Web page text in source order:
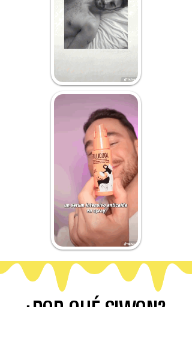
¿POR QUÉ SIWON?